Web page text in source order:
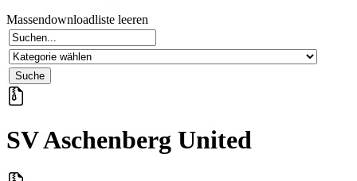
Massendownloadliste leeren
SV Aschenberg United